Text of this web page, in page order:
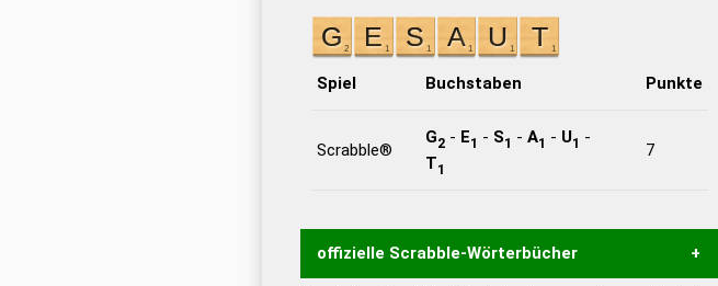
Spiel Buchstaben Punkte
Scrabble®
G2- E1 - S1 - A1 - U1 -
T1
7
offizielle Scrabble-Wörterbücher